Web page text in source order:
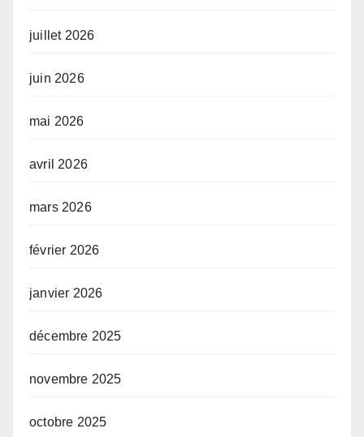
juillet 2026
juin 2026
mai 2026
avril 2026
mars 2026
février 2026
janvier 2026
décembre 2025
novembre 2025
octobre 2025